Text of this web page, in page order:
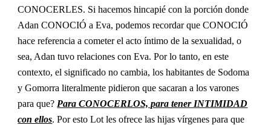
CONOCERLES. Si hacemos hincapié con la porción donde
Adan CONOCIÓ a Eva, podemos recordar que CONOCIÓ
hace referencia a cometer el acto íntimo de la sexualidad, o
sea, Adan tuvo relaciones con Eva. Por lo tanto, en este
contexto, el significado no cambia, los habitantes de Sodoma
y Gomorra literalmente pidieron que sacaran a los varones
para que? Para CONOCERLOS, para tener INTIMIDAD
con ellos. Por esto Lot les ofrece las hijas vírgenes para que